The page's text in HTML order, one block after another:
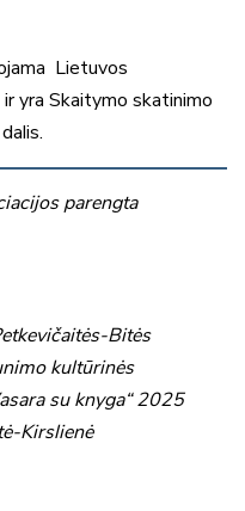
Lietuvos
yra Skaitymo skatinimo
parengta
Bitės
kultūrinės
su knyga“ 2025
Kirslienė